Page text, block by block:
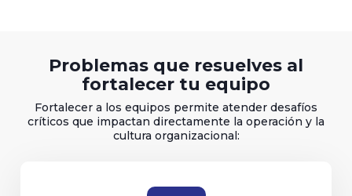
Problemas que resuelves al
fortalecer tu equipo
Fortalecer a los equipos permite atender desafíos
críticos que impactan directamente la operación y la
cultura organizacional: